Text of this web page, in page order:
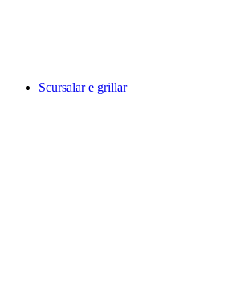
Scursalar e grillar